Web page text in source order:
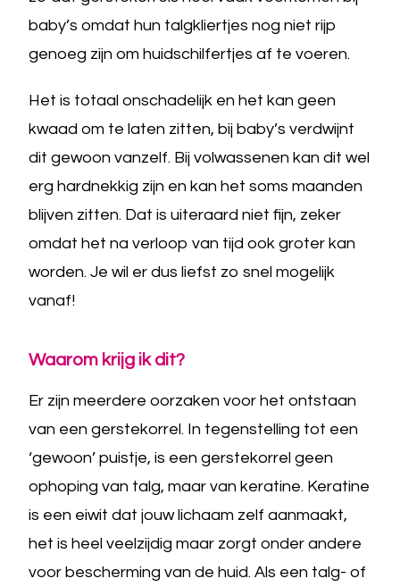
baby’s omdat hun talgkliertjes nog niet rijp
genoeg zijn om huidschilfertjes af te voeren.
Het is totaal onschadelijk en het kan geen
kwaad om te laten zitten, bij baby’s verdwijnt
dit gewoon vanzelf. Bij volwassenen kan dit wel
erg hardnekkig zijn en kan het soms maanden
blijven zitten. Dat is uiteraard niet fijn, zeker
omdat het na verloop van tijd ook groter kan
worden. Je wil er dus liefst zo snel mogelijk
vanaf!
Waarom krijg ik dit?
Er zijn meerdere oorzaken voor het ontstaan
van een gerstekorrel. In tegenstelling tot een
‘gewoon’ puistje, is een gerstekorrel geen
ophoping van talg, maar van keratine. Keratine
is een eiwit dat jouw lichaam zelf aanmaakt,
het is heel veelzijdig maar zorgt onder andere
voor bescherming van de huid. Als een talg- of